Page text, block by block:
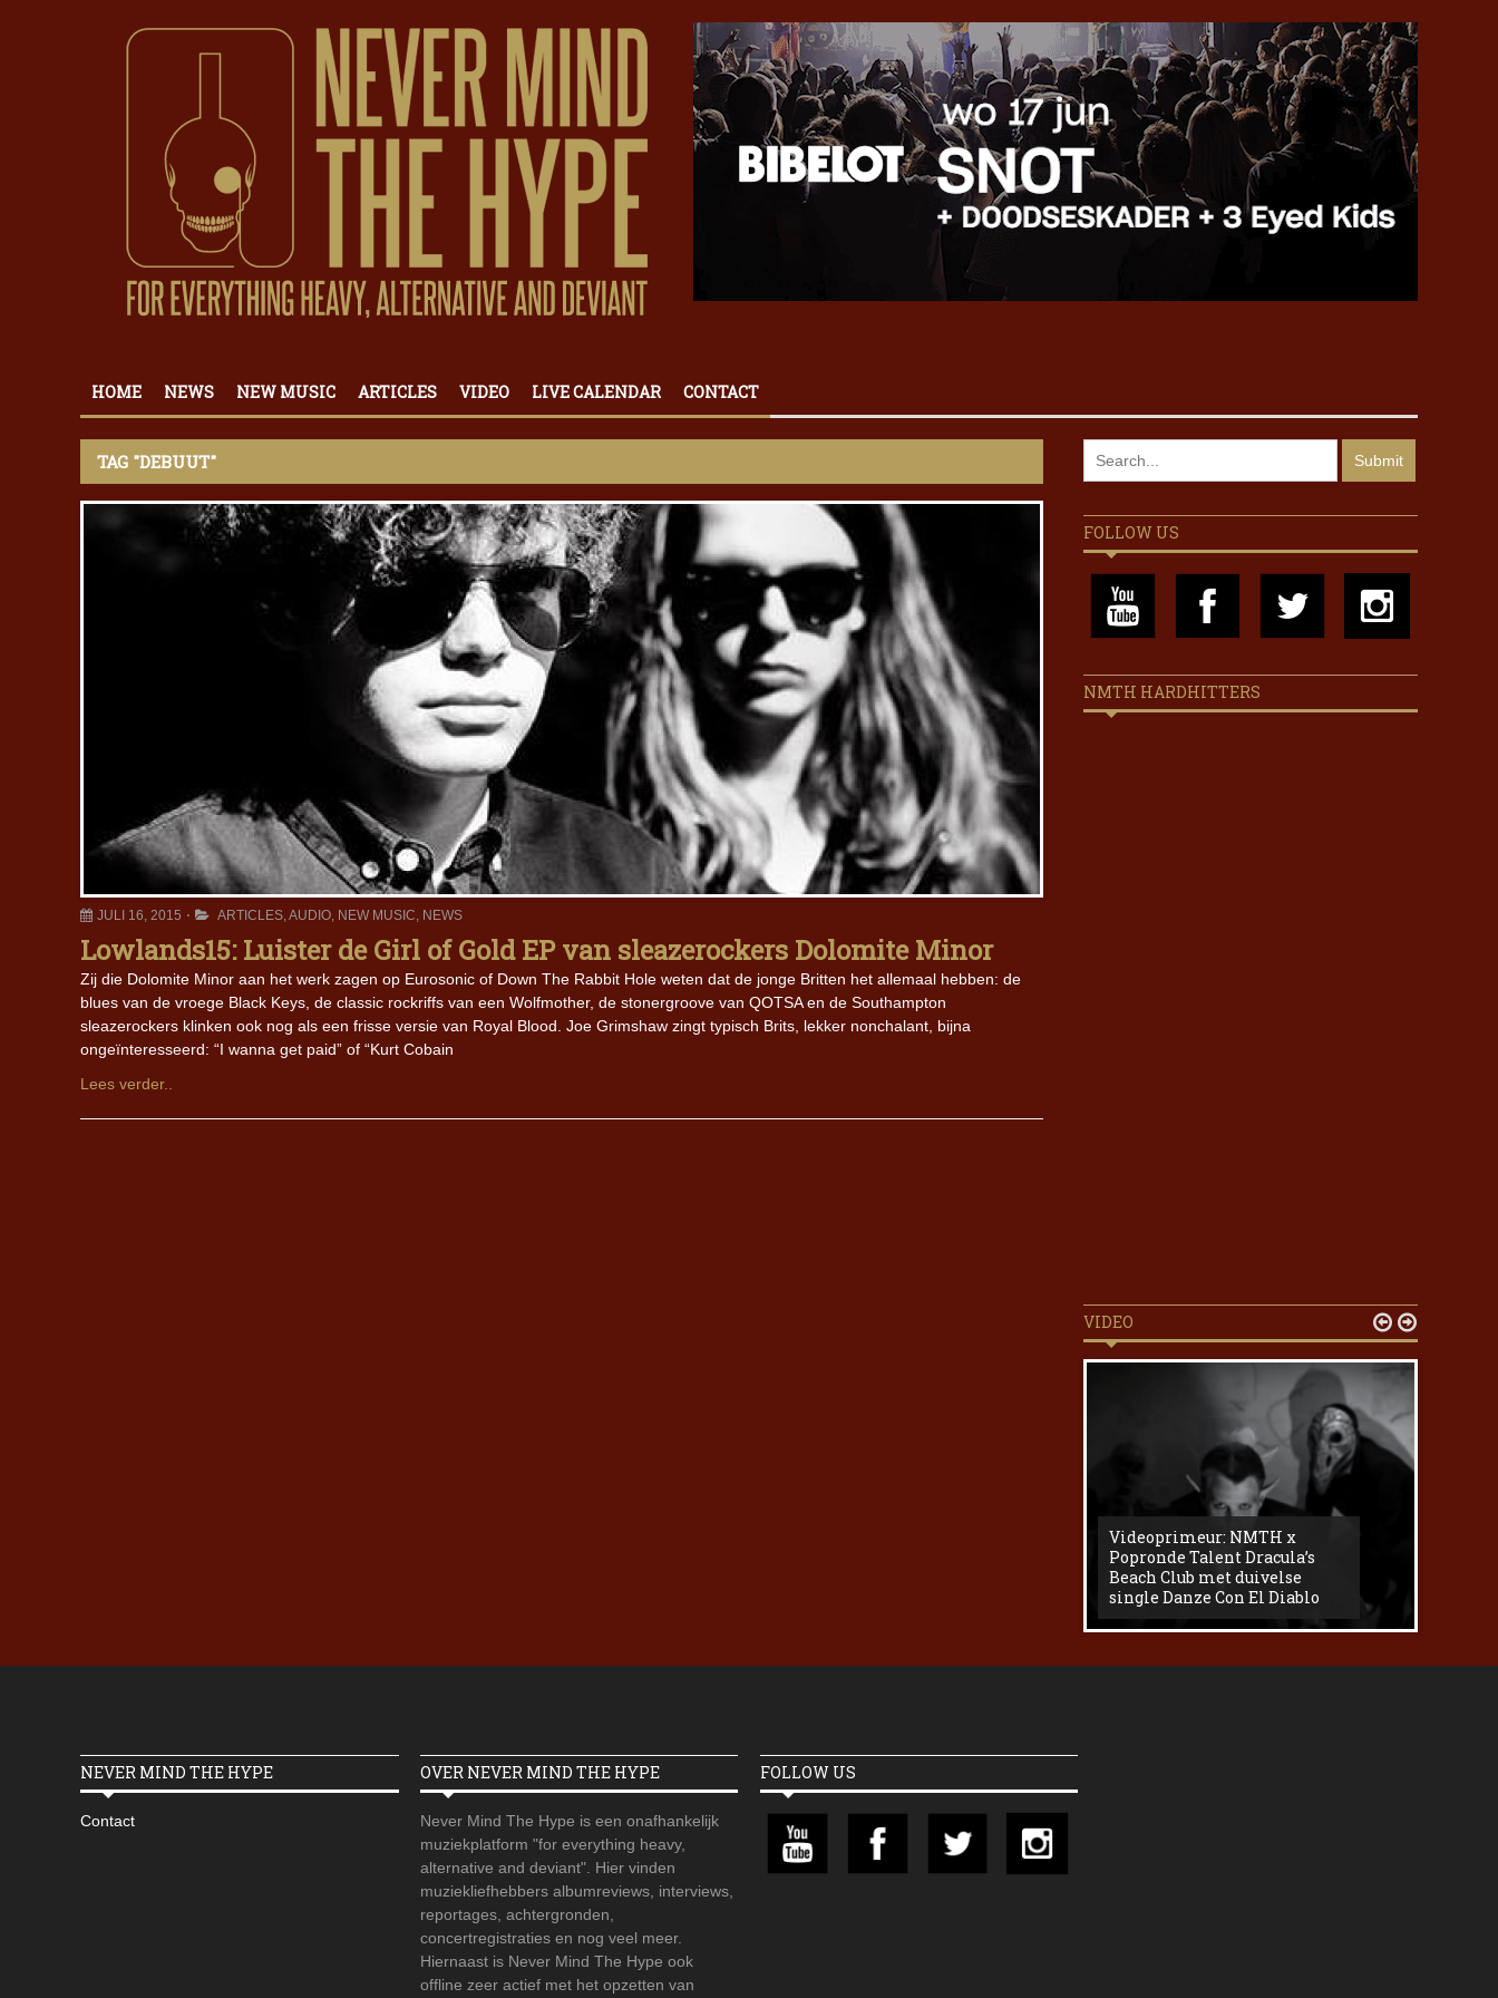
HOME NEWS NEW MUSIC ARTICLES VIDEO LIVE CALENDAR CONTACT
TAG "DEBUUT"
JULI 16, 2015 ARTICLES,AUDIO, NEW MUSIC, NEWS
Lowlands15: Luister de Girl of Gold EP van sleazerockers Dolomite Minor
Zij die Dolomite Minor aan het werk zagen op Eurosonic of Down The Rabbit Hole weten dat de jonge Britten het allemaal hebben: de
blues van de vroege Black Keys, de classic rockriffs van een Wolfmother, de stonergroove van QOTSA en de Southampton
sleazerockers klinken ook nog als een frisse versie van Royal Blood. Joe Grimshaw zingt typisch Brits, lekker nonchalant, bijna
ongeïnteresseerd: “I wanna get paid” of “Kurt Cobain
Lees verder..
FOLLOW US
NMTH HARDHITTERS
VIDEO
Videoprimeur: NMTH x
Popronde Talent Dracula’s
Beach Club met duivelse
single Danze Con El Diablo
 
NEVER MIND THE HYPE
Contact
OVER NEVER MIND THE HYPE
Never Mind The Hype is een onafhankelijk
muziekplatform "for everything heavy,
alternative and deviant". Hier vinden
muziekliefhebbers albumreviews, interviews,
reportages, achtergronden,
concertregistraties en nog veel meer.
Hiernaast is Never Mind The Hype ook
offline zeer actief met het opzetten van
FOLLOW US